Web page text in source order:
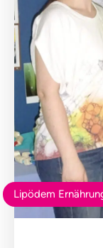
Lipödem